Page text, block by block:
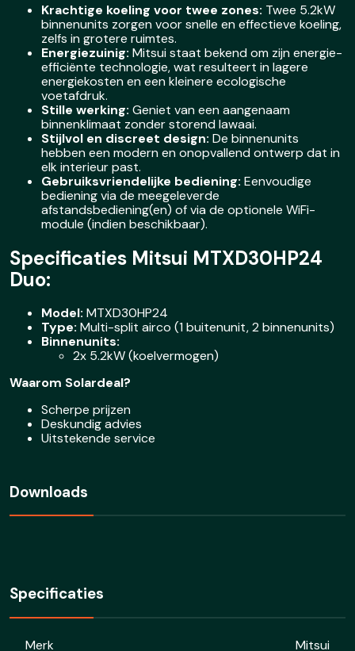
Krachtige koeling voor twee zones: Twee 5.2kW
binnenunits zorgen voor snelle en effectieve koeling,
zelfs in grotere ruimtes.
Energiezuinig: Mitsui staat bekend om zijn energie-
efficiënte technologie, wat resulteert in lagere
energiekosten en een kleinere ecologische
voetafdruk.
Stille werking: Geniet van een aangenaam
binnenklimaat zonder storend lawaai.
Stijlvol en discreet design: De binnenunits
hebben een modern en onopvallend ontwerp dat in
elk interieur past.
Gebruiksvriendelijke bediening: Eenvoudige
bediening via de meegeleverde
afstandsbediening(en) of via de optionele WiFi-
module (indien beschikbaar).
Specificaties Mitsui MTXD30HP24
Duo:
Model: MTXD30HP24
Type: Multi-split airco (1 buitenunit, 2 binnenunits)
Binnenunits:
2x 5.2kW (koelvermogen)
Waarom Solardeal?
Scherpe prijzen
Deskundig advies
Uitstekende service
Downloads
Specificaties
Merk Mitsui